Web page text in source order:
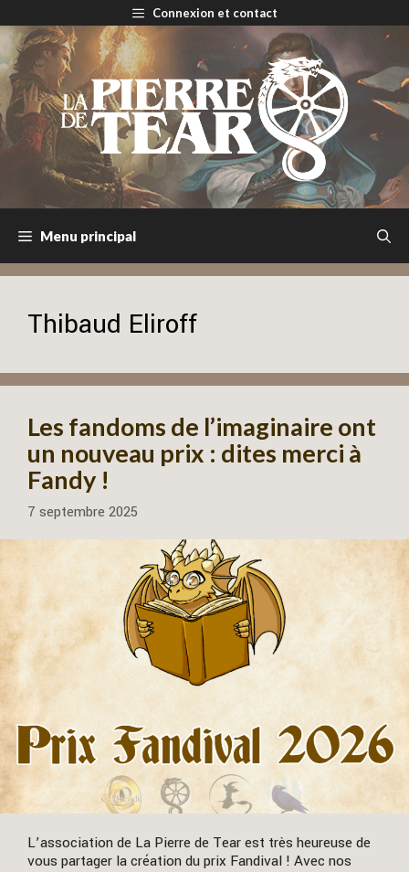
au
contenu
Connexion et contact
Menu principal
Thibaud Eliroff
Les fandoms de l’imaginaire ont
un nouveau prix : dites merci à
Fandy !
7 septembre 2025
L’association de La Pierre de Tear est très heureuse de
vous partager la création du prix Fandival ! Avec nos